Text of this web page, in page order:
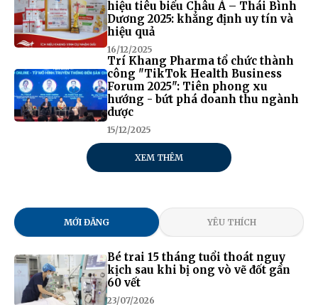
hiệu tiêu biểu Châu Á – Thái Bình
Dương 2025: khẳng định uy tín và
hiệu quả
16/12/2025
Trí Khang Pharma tổ chức thành
công "TikTok Health Business
Forum 2025": Tiên phong xu
hướng - bứt phá doanh thu ngành
dược
15/12/2025
XEM THÊM
MỚI ĐĂNG YÊU THÍCH
Bé trai 15 tháng tuổi thoát nguy
kịch sau khi bị ong vò vẽ đốt gần
60 vết
23/07/2026